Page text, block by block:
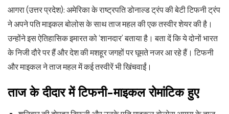
आगरा (उत्तर प्रदेश): अमेरिका के राष्ट्रपति डोनाल्ड ट्रंप की बेटी टिफनी ट्रंप
ने अपने पति माइकल बोलोस के साथ ताज महल की एक तस्वीर शेयर की है।
उन्होंने इस ऐतिहासिक इमारत को ‘शानदार’ बताया है। बता दें कि ये दोनों भारत
के निजी दौरे पर हैं और देश की मशहूर जगहों पर घूमते नजर आ रहे हैं। टिफनी
और माइकल ने ताज महल में कई तस्वीरें भी खिंचवाईं।
ताज के दीदार में टिफनी-माइकल रोमांटिक हुए